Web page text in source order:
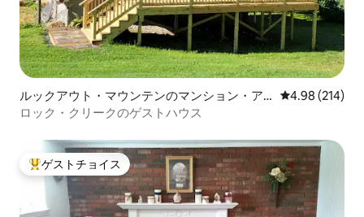
ルックアウト・マウンテンのマンション・ア
パート
レビュー214
4.98 (214)
ロック・クリークのゲストハウス
大好評のゲストチョイスです。
ゲストチョイス